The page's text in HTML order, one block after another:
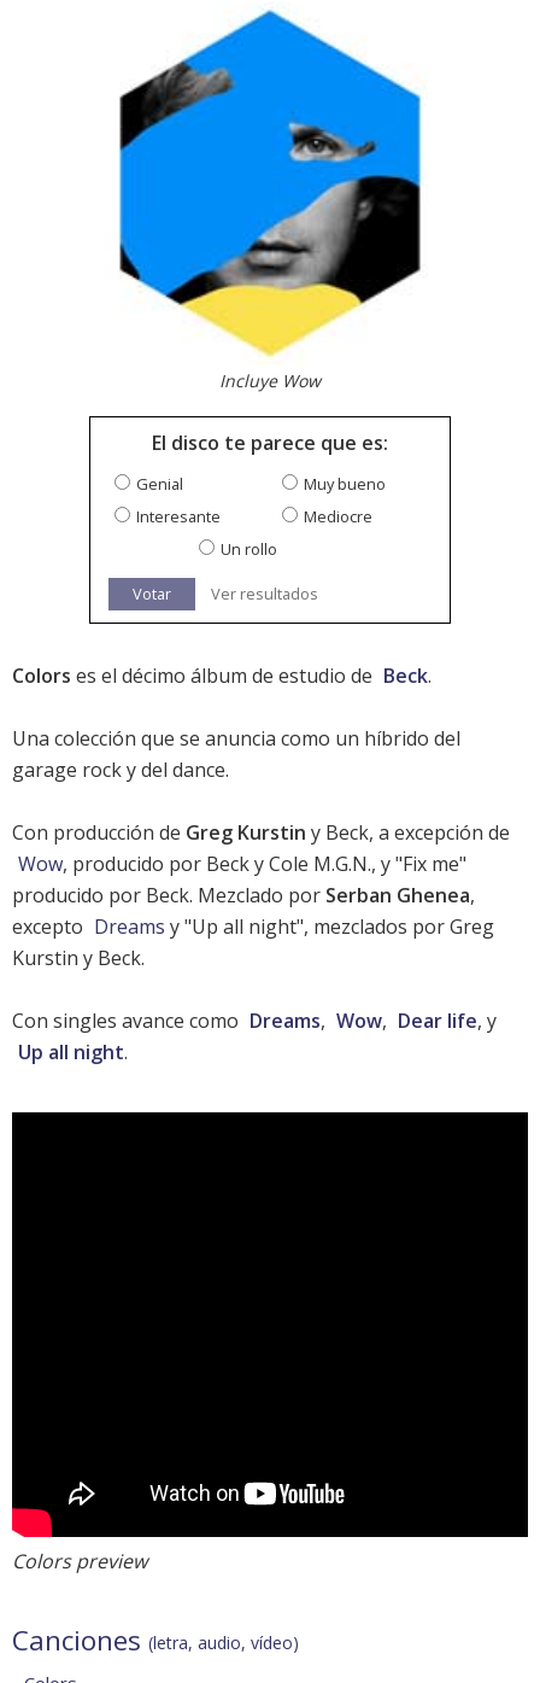
Incluye Wow
El disco te parece que es:
Genial
Muy bueno
Interesante
Mediocre
Un rollo
Votar Ver resultados
Colors es el décimo álbum de estudio de Beck.
Una colección que se anuncia como un híbrido del
garage rock y del dance.
Con producción de Greg Kurstin y Beck, a excepción de
Wow, producido por Beck y Cole M.G.N., y "Fix me"
producido por Beck. Mezclado por Serban Ghenea,
excepto Dreams y "Up all night", mezclados por Greg
Kurstin y Beck.
Con singles avance como Dreams, Wow, Dear life, y
Up all night.
Colors preview
Canciones (letra, audio, vídeo)